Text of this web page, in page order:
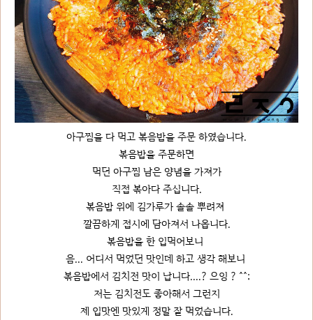
아구찜을 다 먹고 볶음밥을 주문 하였습니다.
볶음밥을 주문하면
먹던 아구찜 남은 양념을 가져가
직접 볶아다 주십니다.
볶음밥 위에 김가루가 솔솔 뿌려져
깔끔하게 접시에 담아져서 나옵니다.
볶음밥을 한 입먹어보니
음... 어디서 먹었던 맛인데 하고 생각 해보니
볶음밥에서 김치전 맛이 납니다....? 으잉 ? ^^;
저는 김치전도 좋아해서 그런지
제 입맛엔 맛있게 정말 잘 먹었습니다.